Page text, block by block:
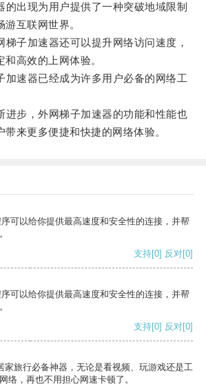
出现为用户提供了一种突破地域限制
互联网世界。
子加速器还可以提升网络访问速度，
高效的上网体验。
速器已经成为许多用户必备的网络工
步，外网梯子加速器的功能和性能也
来更多便捷和快捷的网络体验。
可以给你提供最高速度和安全性的连接，并帮
支持[0] 反对[0]
可以给你提供最高速度和安全性的连接，并帮
支持[0] 反对[0]
家旅行必备神器，无论是看视频、玩游戏还是工
络，再也不用担心网速卡顿了。